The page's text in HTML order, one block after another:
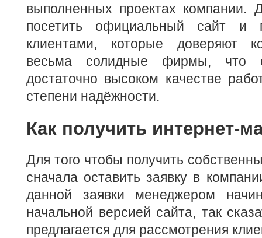
выполненных проектах компании.
посетить официальный сайт и
клиентами, которые доверяют
весьма солидные фирмы, что
достаточно высоком качестве
степени надёжности.
Как получить интернет-
Для того чтобы получить
сначала оставить заявку в
данной заявки менеджером
начальной версией сайта, так
предлагается для рассмотрения